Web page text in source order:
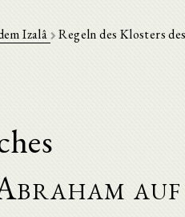
Izalâ
Regeln des Klosters
auf